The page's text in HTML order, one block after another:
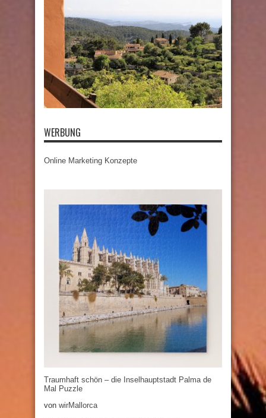
WERBUNG
Online Marketing Konzepte
Traumhaft schön – die Inselhauptstadt Palma de
Mal Puzzle
von wirMallorca